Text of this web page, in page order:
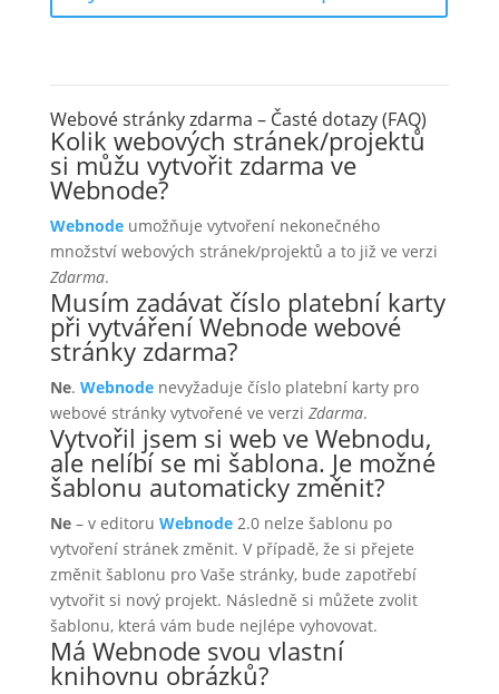
Webové stránky zdarma – Časté dotazy (FAQ)
Kolik webových stránek/projektů
si můžu vytvořit zdarma ve
Webnode?
Webnodeumožňuje vytvoření nekonečného
množství webových stránek/projektů a to již ve verzi
Zdarma.
Musím zadávat číslo platební karty
při vytváření Webnode webové
stránky zdarma?
Ne. Webnodenevyžaduje číslo platební karty pro
webové stránky vytvořené ve verzi Zdarma.
Vytvořil jsem si web ve Webnodu,
ale nelíbí se mi šablona. Je možné
šablonu automaticky změnit?
Ne – v editoru Webnode 2.0 nelze šablonu po
vytvoření stránek změnit. V případě, že si přejete
změnit šablonu pro Vaše stránky, bude zapotřebí
vytvořit si nový projekt. Následně si můžete zvolit
šablonu, která vám bude nejlépe vyhovovat.
Má Webnode svou vlastní
knihovnu obrázků?